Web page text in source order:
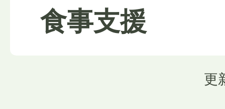
食事支援
更